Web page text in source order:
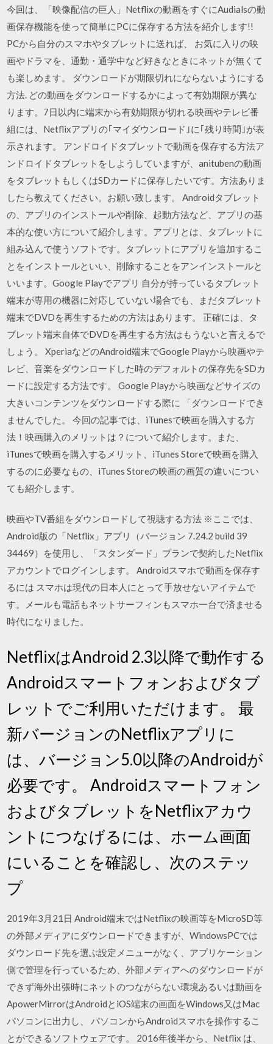
今回は、「映像配信の巨人」Netflixの動画をすぐにAudialsの動
画保存機能を使って簡単にPCに保存する方法を紹介します!!
PCから自分のスマホやタブレットに送れば、 お気に入りの映
画やドラマを、通勤・通学中など好きなときにネットが無くて
も楽しめます。 ダウンロードが期限切れにならないようにする
方法. どの動画をダウンロードするかによって有効期限が異な
ります。7日以内に端末から有効期限が切れる映画やテレビ番
組には、Netflixアプリの｢マイダウンロード｣に｢残り時間｣が表
示されます。 アンドロイドタブレットで動画を保存する方法ア
ンドロイドタブレットをしようしていますが、anitubenの動画
をタブレットもしくはSDカードに保存したいです。方法ありま
したら教えてください。お願い致します。 Androidタブレット
の、アプリのインストールや削除、起動方法など、アプリの基
本的な使い方について紹介します。アプリとは、タブレットに
組み込んで使うソフトです。タブレットにアプリを追加するこ
とをインストールといい、削除することをアンインストールと
いいます。Google Playでアプリ 自分が持っているタブレット
端末が専用の機器に対応していない場合でも、まだタブレット
端末でDVDを再生するための方法はあります。 正確には、タ
ブレット端末自体でDVDを再生する方法はもうないと言えるで
しょう。 XperiaなどのAndroid端末でGoogle Playから映画やテ
レビ、音楽をダウンロードした時のデフォルトの保存先をSDカ
ードに設定する方法です。 Google Playから映画などサイズの
大きいコンテンツをダウンロードする際に 「ダウンロードでき
ませんでした。 今回の記事では、iTunesで映画を購入する方
法！映画購入のメリットは？について紹介します。また、
iTunesで映画を購入するメリット、iTunes Storeで映画を購入
するのに必要なもの、iTunes Storeの映画の画質の違いについ
ても紹介します。
映画やTV番組をダウンロードして視聴する方法 ※ここでは、
Android版の「Netflix」アプリ（バージョン 7.24.2 build 39
34469）を使用し、「スタンダード」プランで契約したNetflix
アカウントでログインします。 Androidスマホで動画を保存す
るには スマホは現代の日本人にとって手放せないアイテムで
す。メールも電話もネットサーフィンもスマホ一台で済ませる
時代になりました。
NetflixはAndroid 2.3以降で動作する
Androidスマートフォンおよびタブ
レットでご利用いただけます。 最
新バージョンのNetflixアプリに
は、バージョン5.0以降のAndroidが
必要です。 Androidスマートフォン
およびタブレットをNetflixアカウ
ントにつなげるには、ホーム画面
にいることを確認し、次のステッ
プ
2019年3月21日 Android端末ではNetflixの映画等をMicroSD等
の外部メディアにダウンロードできますが、WindowsPCでは
ダウンロード先を選ぶ設定メニューがなく、アプリケーション
側で管理を行っているため、外部メディアへのダウンロードが
できず海外出張時にネットのつながらない環境あるいは動画を
ApowerMirrorはAndroidとiOS端末の画面をWindows又はMac
パソコンに出力し、 パソコンからAndroidスマホを操作するこ
とができるソフトウェアです。 2016年後半から、Netflix は、